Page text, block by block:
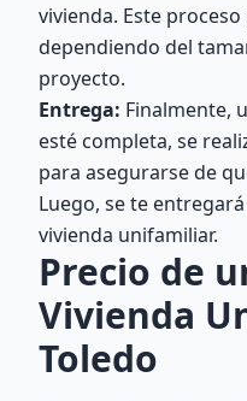
vivienda. Este
dependiendo del
proyecto.
Entrega: Finalmente,
esté completa, se
para asegurarse de
Luego, se te
vivienda unifamiliar.
Precio de
Vivienda
Toledo